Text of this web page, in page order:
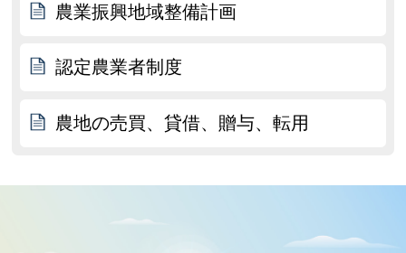
農業振興地域整備計画
認定農業者制度
農地の売買、貸借、贈与、転用